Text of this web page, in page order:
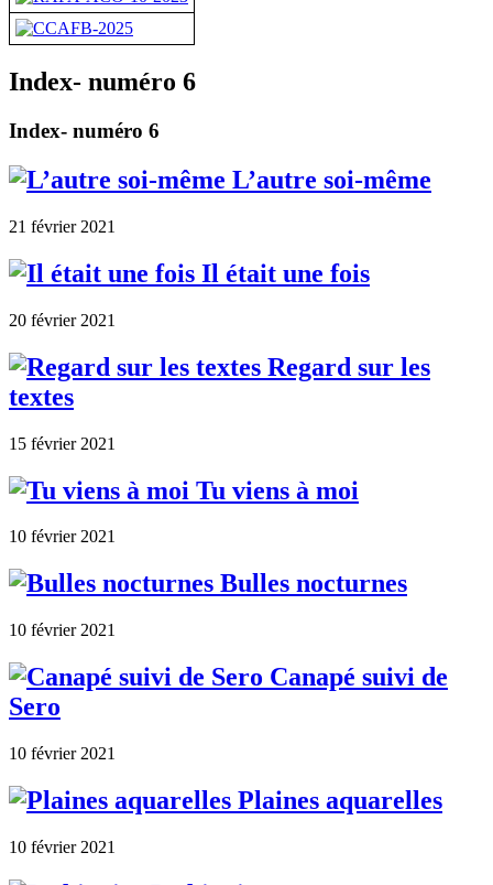
Index- numéro 6
Index- numéro 6
L’autre soi-même
21 février 2021
Il était une fois
20 février 2021
Regard sur les
textes
15 février 2021
Tu viens à moi
10 février 2021
Bulles nocturnes
10 février 2021
Canapé suivi de
Sero
10 février 2021
Plaines aquarelles
10 février 2021